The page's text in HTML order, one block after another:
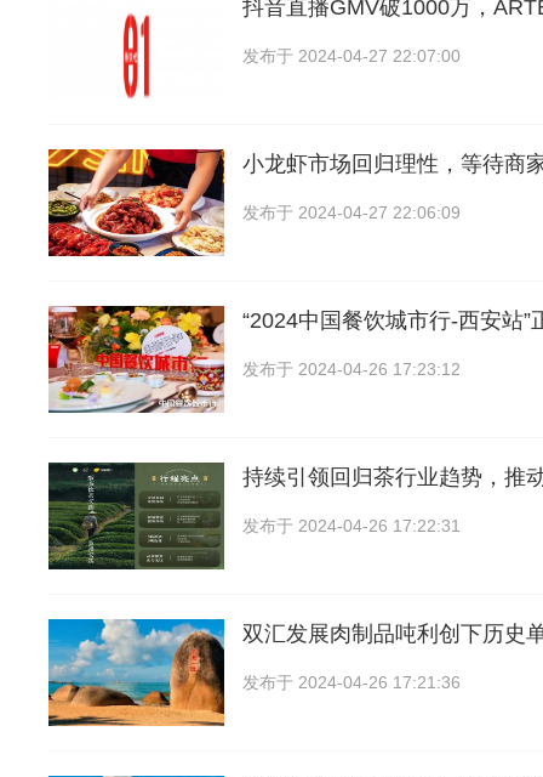
抖音直播GMV破1000万，
发布于 2024-04-27 22:07:00
小龙虾市场回归理性，等待商
发布于 2024-04-27 22:06:09
“2024中国餐饮城市行-西安站”
发布于 2024-04-26 17:23:12
持续引领回归茶行业趋势，推
发布于 2024-04-26 17:22:31
双汇发展肉制品吨利创下历史
发布于 2024-04-26 17:21:36